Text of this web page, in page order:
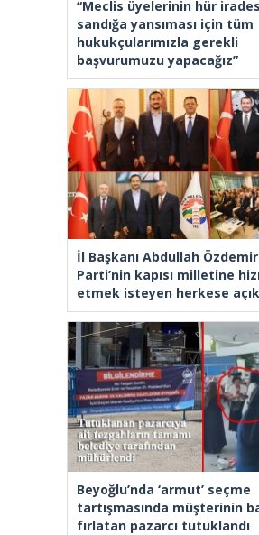
“Meclis üyelerinin hür
sandığa yansıması için tüm
hukukçularımızla gerekli
başvurumuzu yapacağız”
İl Başkanı Abdullah
Parti’nin kapısı milletine
etmek isteyen herkese
Beyoğlu’nda ‘armut’ seçme
tartışmasında müşterinin
fırlatan pazarcı tutuklandı